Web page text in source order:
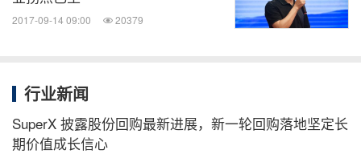
2017-09-14 09:00 20379
行业新闻
SuperX 披露股份回购最新进展，新一轮回购落地坚定长
期价值成长信心